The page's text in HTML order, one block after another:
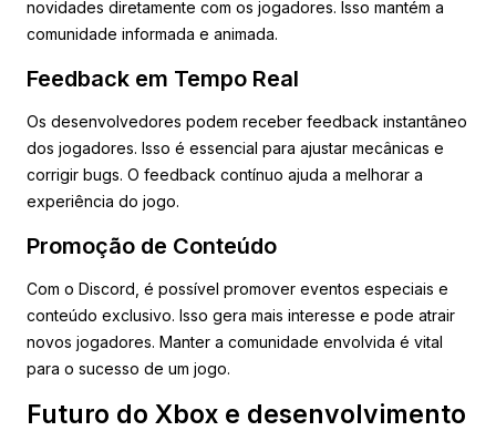
novidades diretamente com os jogadores. Isso mantém a
comunidade informada e animada.
Feedback em Tempo Real
Os desenvolvedores podem receber feedback instantâneo
dos jogadores. Isso é essencial para ajustar mecânicas e
corrigir bugs. O feedback contínuo ajuda a melhorar a
experiência do jogo.
Promoção de Conteúdo
Com o Discord, é possível promover eventos especiais e
conteúdo exclusivo. Isso gera mais interesse e pode atrair
novos jogadores. Manter a comunidade envolvida é vital
para o sucesso de um jogo.
Futuro do Xbox e desenvolvimento